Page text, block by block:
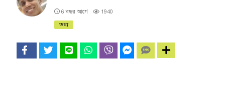
6 বছর আগে
1940
তথ্য